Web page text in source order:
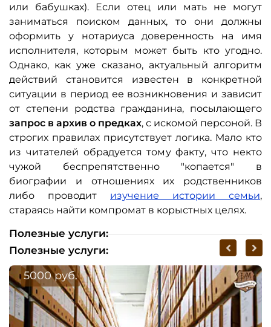
или бабушках). Если отец или мать не могут
заниматься поиском данных, то они должны
оформить у нотариуса доверенность на имя
исполнителя, которым может быть кто угодно.
Однако, как уже сказано, актуальный алгоритм
действий становится известен в конкретной
ситуации в период ее возникновения и зависит
от степени родства гражданина, посылающего
запрос в архив о предках, с искомой персоной. В
строгих правилах присутствует логика. Мало кто
из читателей обрадуется тому факту, что некто
чужой беспрепятственно "копается" в
биографии и отношениях их родственников
либо проводит изучение истории семьи,
стараясь найти компромат в корыстных целях.
Полезные услуги:
Полезные услуги:
5000 руб.